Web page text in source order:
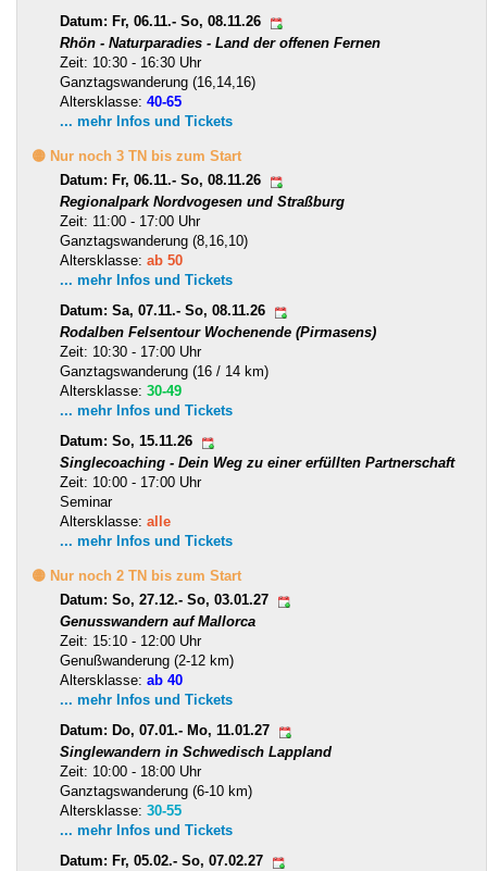
Datum: Fr, 06.11.- So, 08.11.26
Rhön - Naturparadies - Land der offenen Fernen
Zeit: 10:30 - 16:30 Uhr
Ganztagswanderung (16,14,16)
Altersklasse: 40-65
... mehr Infos und Tickets
🟡 Nur noch 3 TN bis zum Start
Datum: Fr, 06.11.- So, 08.11.26
Regionalpark Nordvogesen und Straßburg
Zeit: 11:00 - 17:00 Uhr
Ganztagswanderung (8,16,10)
Altersklasse: ab 50
... mehr Infos und Tickets
Datum: Sa, 07.11.- So, 08.11.26
Rodalben Felsentour Wochenende (Pirmasens)
Zeit: 10:30 - 17:00 Uhr
Ganztagswanderung (16 / 14 km)
Altersklasse: 30-49
... mehr Infos und Tickets
Datum: So, 15.11.26
Singlecoaching - Dein Weg zu einer erfüllten Partnerschaft
Zeit: 10:00 - 17:00 Uhr
Seminar
Altersklasse: alle
... mehr Infos und Tickets
🟡 Nur noch 2 TN bis zum Start
Datum: So, 27.12.- So, 03.01.27
Genusswandern auf Mallorca
Zeit: 15:10 - 12:00 Uhr
Genußwanderung (2-12 km)
Altersklasse: ab 40
... mehr Infos und Tickets
Datum: Do, 07.01.- Mo, 11.01.27
Singlewandern in Schwedisch Lappland
Zeit: 10:00 - 18:00 Uhr
Ganztagswanderung (6-10 km)
Altersklasse: 30-55
... mehr Infos und Tickets
Datum: Fr, 05.02.- So, 07.02.27